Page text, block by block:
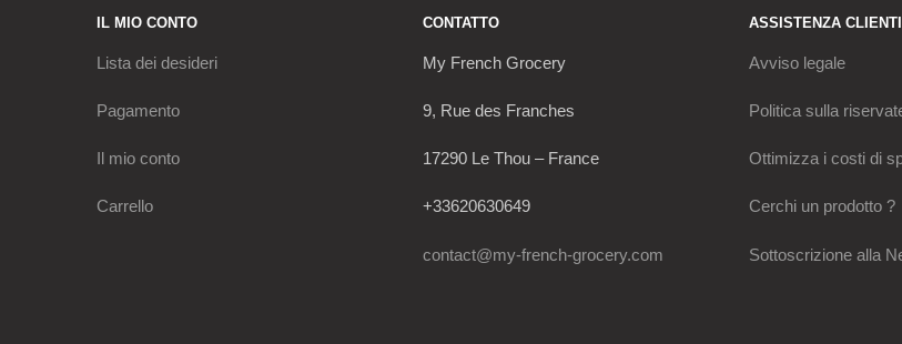
IL MIO CONTO
Lista dei desideri
Pagamento
Il mio conto
Carrello
CONTATTO
My French Grocery
9, Rue des Franches
17290 Le Thou – France
+33620630649
contact@my-french-grocery.com
ASSISTENZA CLIENTI
Avviso legale
Politica sulla
Ottimizza i costi di
Cerchi un prodotto ?
Sottoscrizione alla